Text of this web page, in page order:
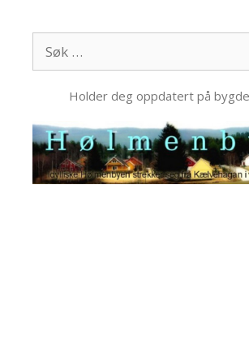
innhold
etter:
Holder deg oppdatert på